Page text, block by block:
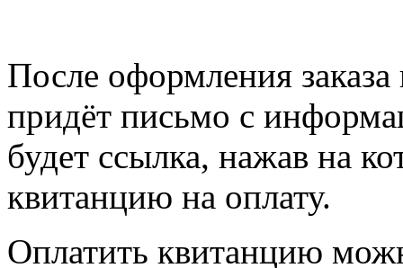
После оформления
придёт письмо с
будет ссылка, нажав на
квитанцию на оплату.
Оплатить квитанцию